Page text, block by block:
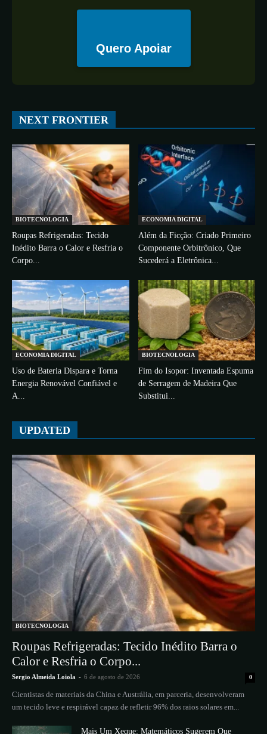
Quero Apoiar
NEXT FRONTIER
BIOTECNOLOGIA
Roupas Refrigeradas: Tecido
Inédito Barra o Calor e Resfria o
Corpo...
ECONOMIA DIGITAL
Além da Ficção: Criado Primeiro
Componente Orbitrônico, Que
Sucederá a Eletrônica...
ECONOMIA DIGITAL
Uso de Bateria Dispara e Torna
Energia Renovável Confiável e
A...
BIOTECNOLOGIA
Fim do Isopor: Inventada Espuma
de Serragem de Madeira Que
Substitui...
UPDATED
BIOTECNOLOGIA
Roupas Refrigeradas: Tecido Inédito Barra o
Calor e Resfria o Corpo...
Sergio Almeida Loiola - 6 de agosto de 2026 0
Cientistas de materiais da China e Austrália, em parceria, desenvolveram
um tecido leve e respirável capaz de refletir 96% dos raios solares em...
Mais Um Xeque: Matemáticos Sugerem Que